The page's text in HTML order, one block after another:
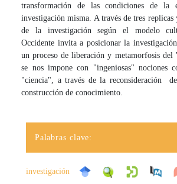
transformación de las condiciones de la
investigación misma. A través de tres
de la investigación según el modelo
Occidente invita a posicionar la
un proceso de liberación y metamorfosis
se nos impone con "ingeniosas" nociones
"ciencia", a través de la reconsideración
construcción de conocimiento.
Palabras clave:
investigación